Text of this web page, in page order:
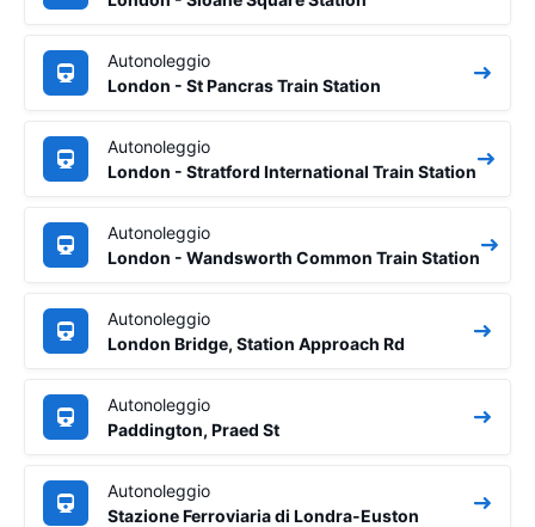
Autonoleggio
London - St Pancras Train Station
Autonoleggio
London - Stratford International Train Station
Autonoleggio
London - Wandsworth Common Train Station
Autonoleggio
London Bridge, Station Approach Rd
Autonoleggio
Paddington, Praed St
Autonoleggio
Stazione Ferroviaria di Londra-Euston